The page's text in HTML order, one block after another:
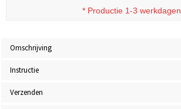
* Productie 1-3 werkdagen
Omschrijving
Instructie
Verzenden